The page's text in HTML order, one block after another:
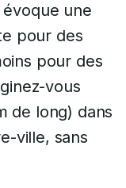
une
pour des
pour des
vous
de long) dans
ville, sans